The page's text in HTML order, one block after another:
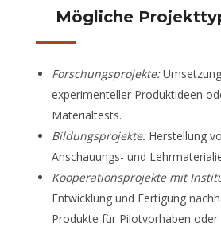
Mögliche
Forschungsprojekte:Umsetzung
experimenteller Produktideen
Materialtests.
Bildungsprojekte:Herstellung
Anschauungs- und
Kooperationsprojekte mit
Entwicklung und Fertigung
Produkte für Pilotvorhaben oder